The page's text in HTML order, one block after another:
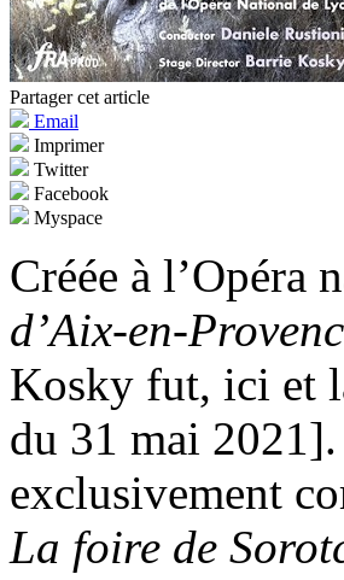
Partager cet article
Email
Imprimer
Twitter
Facebook
Myspace
Créée à l’Opéra
d’Aix-en-
Kosky fut, ici et
du 31 mai
exclusivement
La foire de